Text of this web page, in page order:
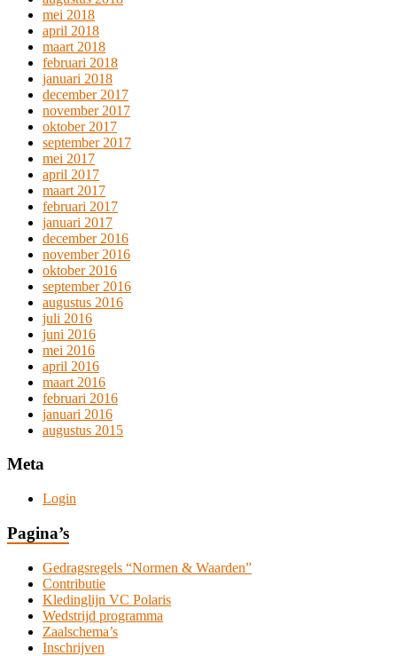
mei 2018
april 2018
maart 2018
februari 2018
januari 2018
december 2017
november 2017
oktober 2017
september 2017
mei 2017
april 2017
maart 2017
februari 2017
januari 2017
december 2016
november 2016
oktober 2016
september 2016
augustus 2016
juli 2016
juni 2016
mei 2016
april 2016
maart 2016
februari 2016
januari 2016
augustus 2015
Meta
Login
Pagina’s
Gedragsregels “Normen & Waarden”
Contributie
Kledinglijn VC Polaris
Wedstrijd programma
Zaalschema’s
Inschrijven